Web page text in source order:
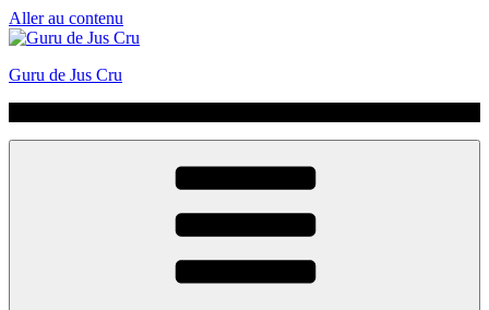
Aller au contenu
Guru de Jus Cru